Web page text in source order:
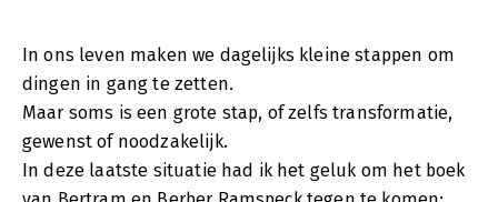
In ons leven maken we dagelijks kleine stappen om
dingen in gang te zetten.
Maar soms is een grote stap, of zelfs transformatie,
gewenst of noodzakelijk.
In deze laatste situatie had ik het geluk om het boek